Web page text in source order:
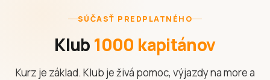
SÚČASŤ PREDPLATNÉHO
Klub 1000 kapitánov
Kurz je základ. Klub je živá pomoc, výjazdy na more a